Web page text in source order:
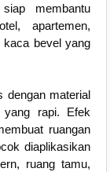
membantu
apartemen,
kaca bevel yang
dengan material
yang rapi. Efek
ruangan
diaplikasikan
ruang tamu,